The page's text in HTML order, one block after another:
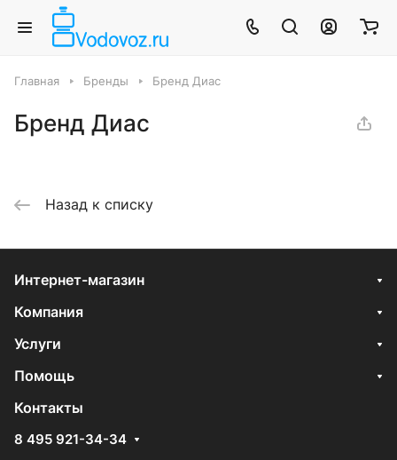
Главная Бренды Бренд Диас
Бренд Диас
Назад к списку
Интернет-магазин
Компания
Услуги
Помощь
Контакты
8 495 921-34-34